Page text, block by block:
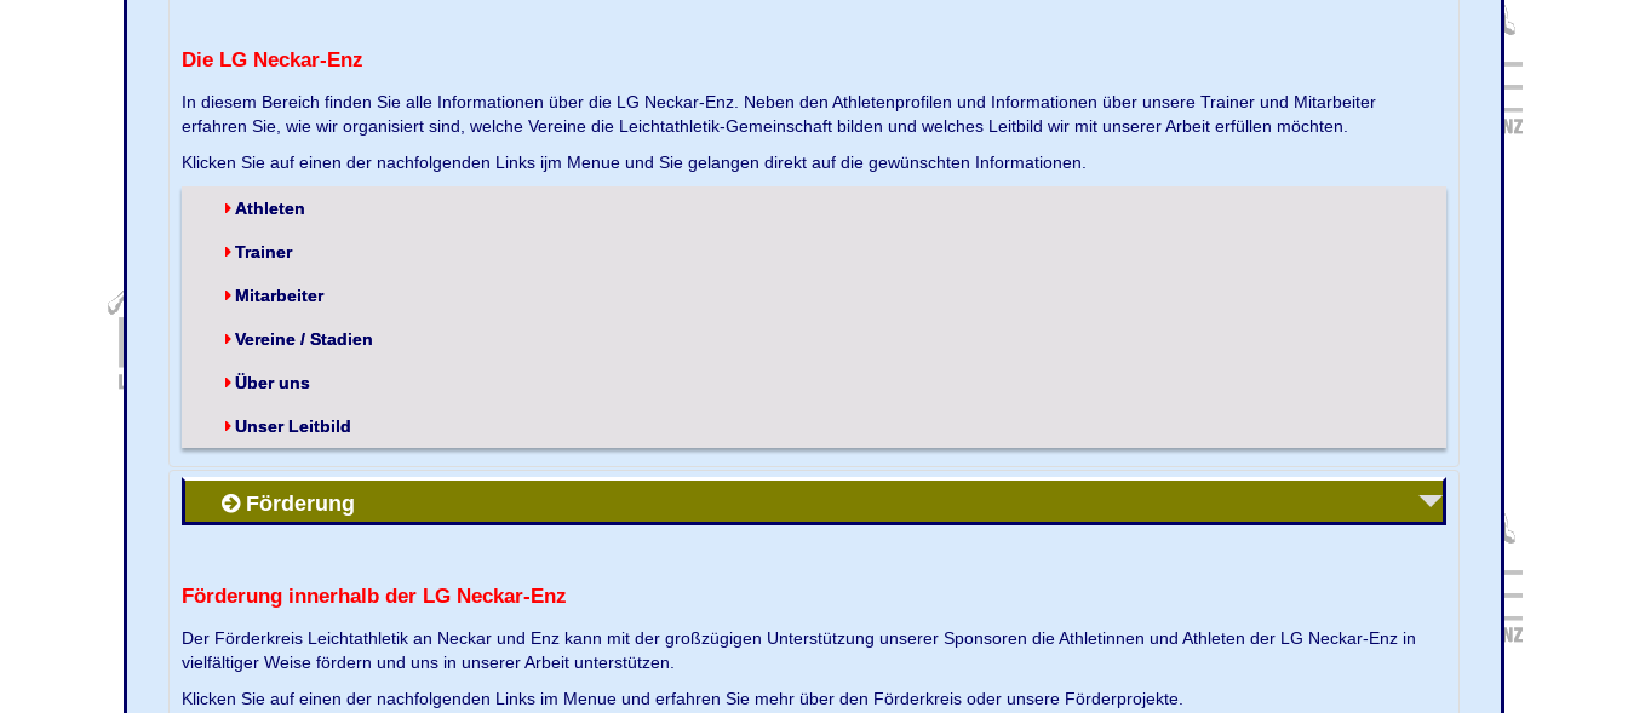
Die LG Neckar-Enz
In diesem Bereich finden Sie alle Informationen über die LG Neckar-Enz. Neben den Athletenprofilen und Informationen über unsere Trainer und Mitarbeiter
erfahren Sie, wie wir organisiert sind, welche Vereine die Leichtathletik-Gemeinschaft bilden und welches Leitbild wir mit unserer Arbeit erfüllen möchten.
Klicken Sie auf einen der nachfolgenden Links ijm Menue und Sie gelangen direkt auf die gewünschten Informationen.
Athleten
Trainer
Mitarbeiter
Vereine / Stadien
Über uns
Unser Leitbild
Förderung
Förderung innerhalb der LG Neckar-Enz
Der Förderkreis Leichtathletik an Neckar und Enz kann mit der großzügigen Unterstützung unserer Sponsoren die Athletinnen und Athleten der LG Neckar-Enz in
vielfältiger Weise fördern und uns in unserer Arbeit unterstützen.
Klicken Sie auf einen der nachfolgenden Links im Menue und erfahren Sie mehr über den Förderkreis oder unsere Förderprojekte.